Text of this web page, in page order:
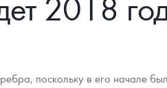
поскольку в его начале